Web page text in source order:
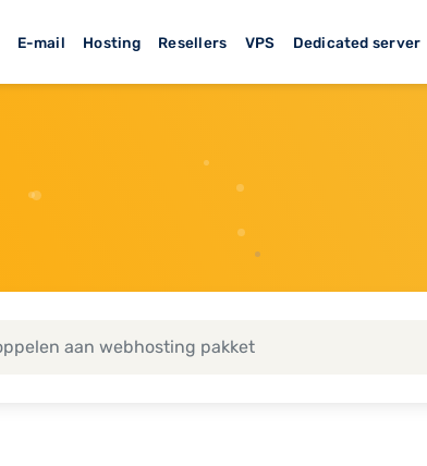
E-mail Hosting Resellers VPS Dedicated server